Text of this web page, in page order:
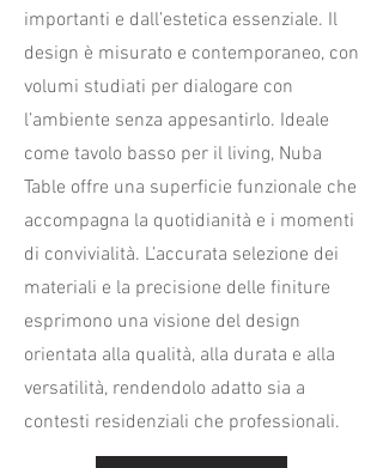
importanti e dall’estetica essenziale. Il
design è misurato e contemporaneo, con
volumi studiati per dialogare con
l’ambiente senza appesantirlo. Ideale
come tavolo basso per il living, Nuba
Table offre una superficie funzionale che
accompagna la quotidianità e i momenti
di convivialità. L’accurata selezione dei
materiali e la precisione delle finiture
esprimono una visione del design
orientata alla qualità, alla durata e alla
versatilità, rendendolo adatto sia a
contesti residenziali che professionali.